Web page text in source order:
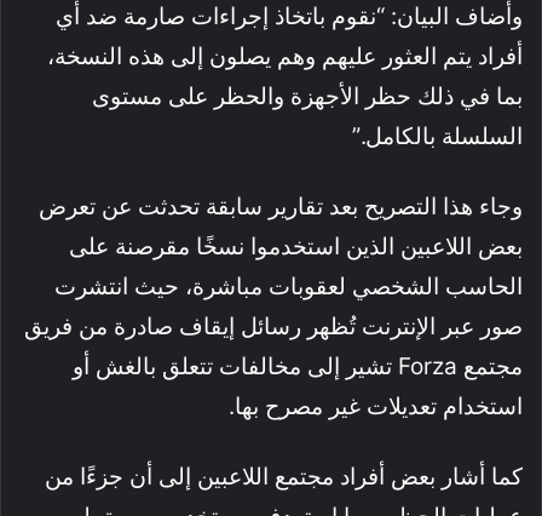
وأضاف البيان: “نقوم باتخاذ إجراءات صارمة ضد أي
أفراد يتم العثور عليهم وهم يصلون إلى هذه النسخة،
بما في ذلك حظر الأجهزة والحظر على مستوى
السلسلة بالكامل.”
وجاء هذا التصريح بعد تقارير سابقة تحدثت عن تعرض
بعض اللاعبين الذين استخدموا نسخًا مقرصنة على
الحاسب الشخصي لعقوبات مباشرة، حيث انتشرت
صور عبر الإنترنت تُظهر رسائل إيقاف صادرة من فريق
مجتمع Forza تشير إلى مخالفات تتعلق بالغش أو
استخدام تعديلات غير مصرح بها.
كما أشار بعض أفراد مجتمع اللاعبين إلى أن جزءًا من